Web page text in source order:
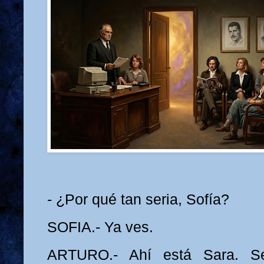
- ¿Por qué tan seria, Sofía?
SOFIA.- Ya ves.
ARTURO.- Ahí está Sara.